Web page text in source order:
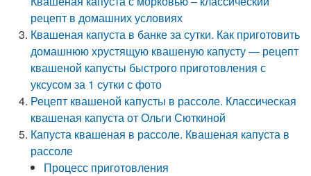
рецепт в домашних условиях
Квашеная капуста в банке за сутки. Как приготовить
домашнюю хрустящую квашеную капусту — рецепт
квашеной капусты быстрого приготовления с
уксусом за 1 сутки с фото
Рецепт квашеной капусты в рассоле. Классическая
квашеная капуста от Ольги Сюткиной
Капуста квашеная в рассоле. Квашеная капуста в
рассоле
Процесс приготовления